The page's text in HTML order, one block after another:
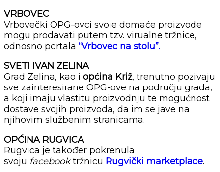
VRBOVEC
Vrbovečki OPG-ovci svoje domaće proizvode
mogu prodavati putem tzv. virualne tržnice,
odnosno portala “Vrbovec na stolu”.
SVETI IVAN ZELINA
Grad Zelina, kao i općina Križ, trenutno pozivaju
sve zainteresirane OPG-ove na području grada,
a koji imaju vlastitu proizvodnju te mogućnost
dostave svojih proizvoda, da im se jave na
njihovim službenim stranicama.
OPĆINA RUGVICA
Rugvica je također pokrenula
svoju facebooktržnicu Rugvički marketplace.